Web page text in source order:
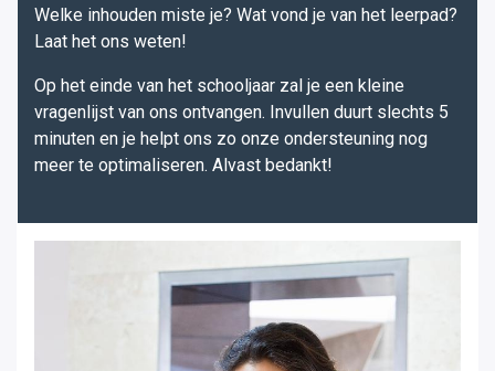
Welke inhouden miste je? Wat vond je van het leerpad?
Laat het ons weten!
Op het einde van het schooljaar zal je een kleine
vragenlijst van ons ontvangen. Invullen duurt slechts 5
minuten en je helpt ons zo onze ondersteuning nog
meer te optimaliseren. Alvast bedankt!